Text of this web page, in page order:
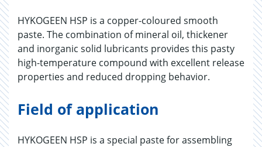
HYKOGEEN HSP is a copper-coloured smooth
paste. The combination of mineral oil, thickener
and inorganic solid lubricants provides this pasty
high-temperature compound with excellent release
properties and reduced dropping behavior.
Field of application
HYKOGEEN HSP is a special paste for assembling